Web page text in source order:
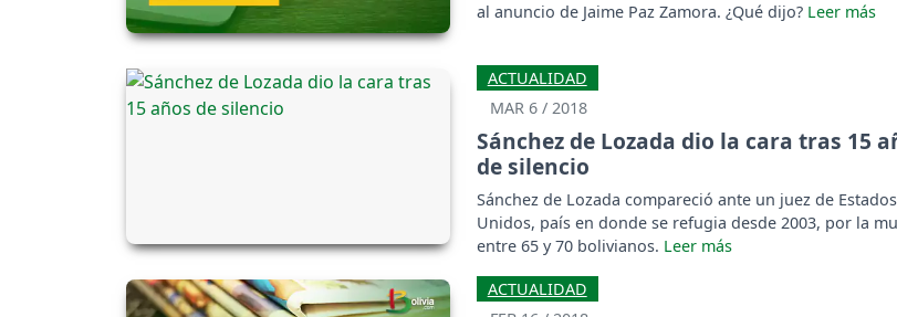
al anuncio de Jaime Paz Zamora. ¿Qué dijo?
ACTUALIDAD
MAR 6 / 2018
Sánchez de Lozada dio la cara tras 15
de silencio
Sánchez de Lozada compareció ante un juez de Estados
Unidos, país en donde se refugia desde 2003, por la
entre 65 y 70 bolivianos.
ACTUALIDAD